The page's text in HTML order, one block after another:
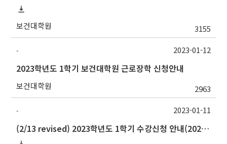
보건대학원 3155
-
2023학년도 1학기 보건대학원 근로장학 신청안내
보건대학원 2963
2023-01-12
-
(2/13 revised) 2023학년도 1학기 수강신청 안내(2023 Spring Semester Guidelines for Course Registration)
2023-01-11